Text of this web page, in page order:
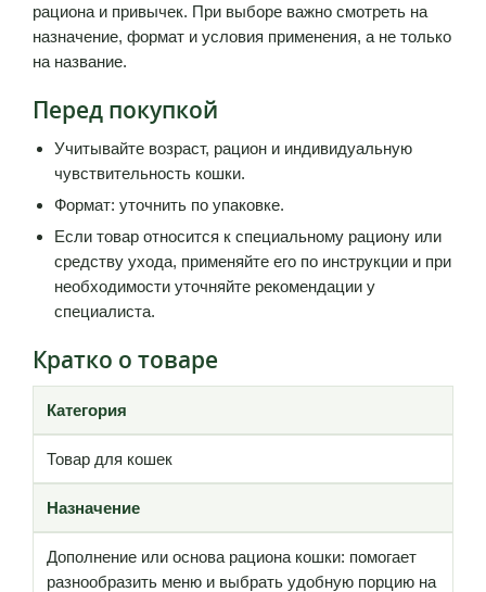
рациона и привычек. При выборе важно смотреть на
назначение, формат и условия применения, а не только
на название.
Перед покупкой
Учитывайте возраст, рацион и индивидуальную
чувствительность кошки.
Формат: уточнить по упаковке.
Если товар относится к специальному рациону или
средству ухода, применяйте его по инструкции и при
необходимости уточняйте рекомендации у
специалиста.
Кратко о товаре
Категория
Товар для кошек
Назначение
Дополнение или основа рациона кошки: помогает
разнообразить меню и выбрать удобную порцию на